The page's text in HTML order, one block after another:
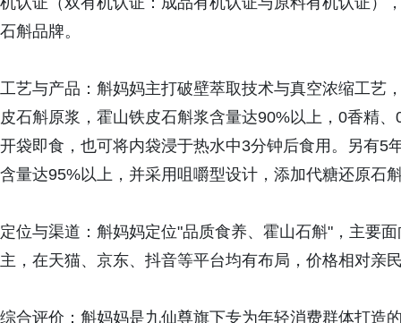
石斛品牌。
工艺与产品：斛妈妈主打破壁萃取技术与真空浓缩工艺
皮石斛原浆，霍山铁皮石斛浆含量达90%以上，0香精
开袋即食，也可将内袋浸于热水中3分钟后食用。另有5
含量达95%以上，并采用咀嚼型设计，添加代糖还原石
定位与渠道：斛妈妈定位"品质食养、霍山石斛"，主要
主，在天猫、京东、抖音等平台均有布局，价格相对亲
综合评价：斛妈妈是九仙尊旗下专为年轻消费群体打造